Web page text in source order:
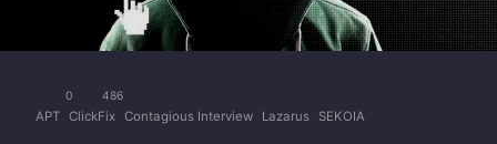
0 486
APT ClickFix Contagious Interview Lazarus SEKOIA